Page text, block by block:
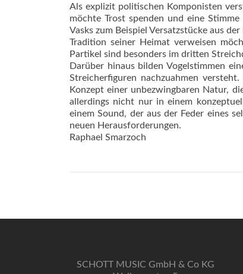
Als explizit politischen Komponisten
möchte Trost spenden und eine
Vasks zum Beispiel Versatzstücke aus
Tradition seiner Heimat verweisen
Partikel sind besonders im dritten
Darüber hinaus bilden Vogelstimmen
Streicherfiguren nachzuahmen
Konzept einer unbezwingbaren Natur,
allerdings nicht nur in einem
einem Sound, der aus der Feder eines
neuen Herausforderungen.
Raphael Smarzoch
SCHOTT MUSIC GmbH & Co KG